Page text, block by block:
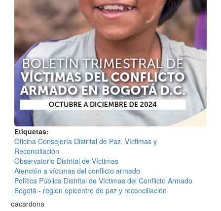
Etiquetas
Oficina Consejería Distrital de Paz, Víctimas y
Reconciliación
Observatorio Distrital de Víctimas
Atención a víctimas del conflicto armado
Política Pública Distrital de Víctimas del Conflicto Armado
Bogotá - región epicentro de paz y reconciliación
oacardona